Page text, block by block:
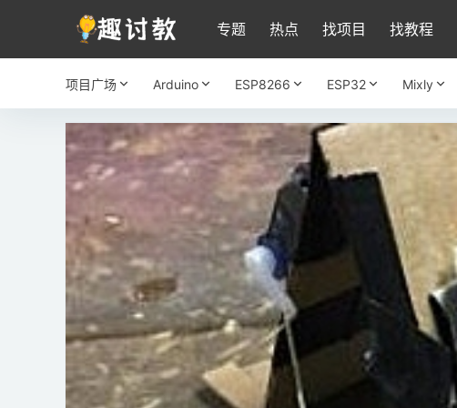
专题 热点 找项目 找教程
项目广场 Arduino ESP8266 ESP32 Mixly